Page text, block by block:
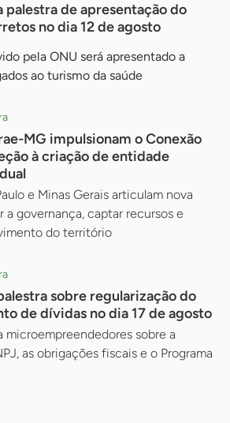
palestra de apresentação do
no dia 12 de agosto
pela ONU será apresentado a
ao turismo da saúde
MG impulsionam o Conexão
à criação de entidade
e Minas Gerais articulam nova
a governança, captar recursos e
do território
sobre regularização do
de dívidas no dia 17 de agosto
sobre a
as obrigações fiscais e o Programa